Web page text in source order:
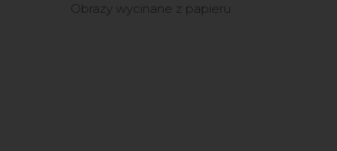
Obrazy wycinane z papieru